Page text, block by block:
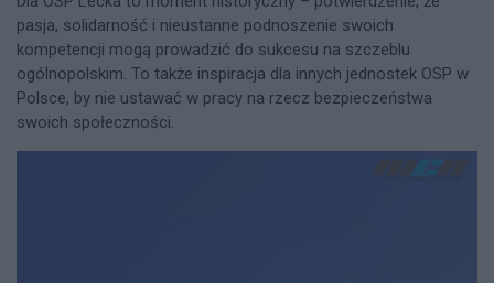
pasja, solidarność i nieustanne podnoszenie swoich
kompetencji mogą prowadzić do sukcesu na szczeblu
ogólnopolskim. To także inspiracja dla innych jednostek OSP w
Polsce, by nie ustawać w pracy na rzecz bezpieczeństwa
swoich społeczności.